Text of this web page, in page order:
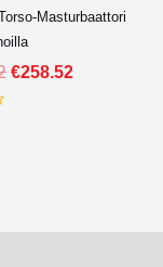
Masturbaattori
€258.52